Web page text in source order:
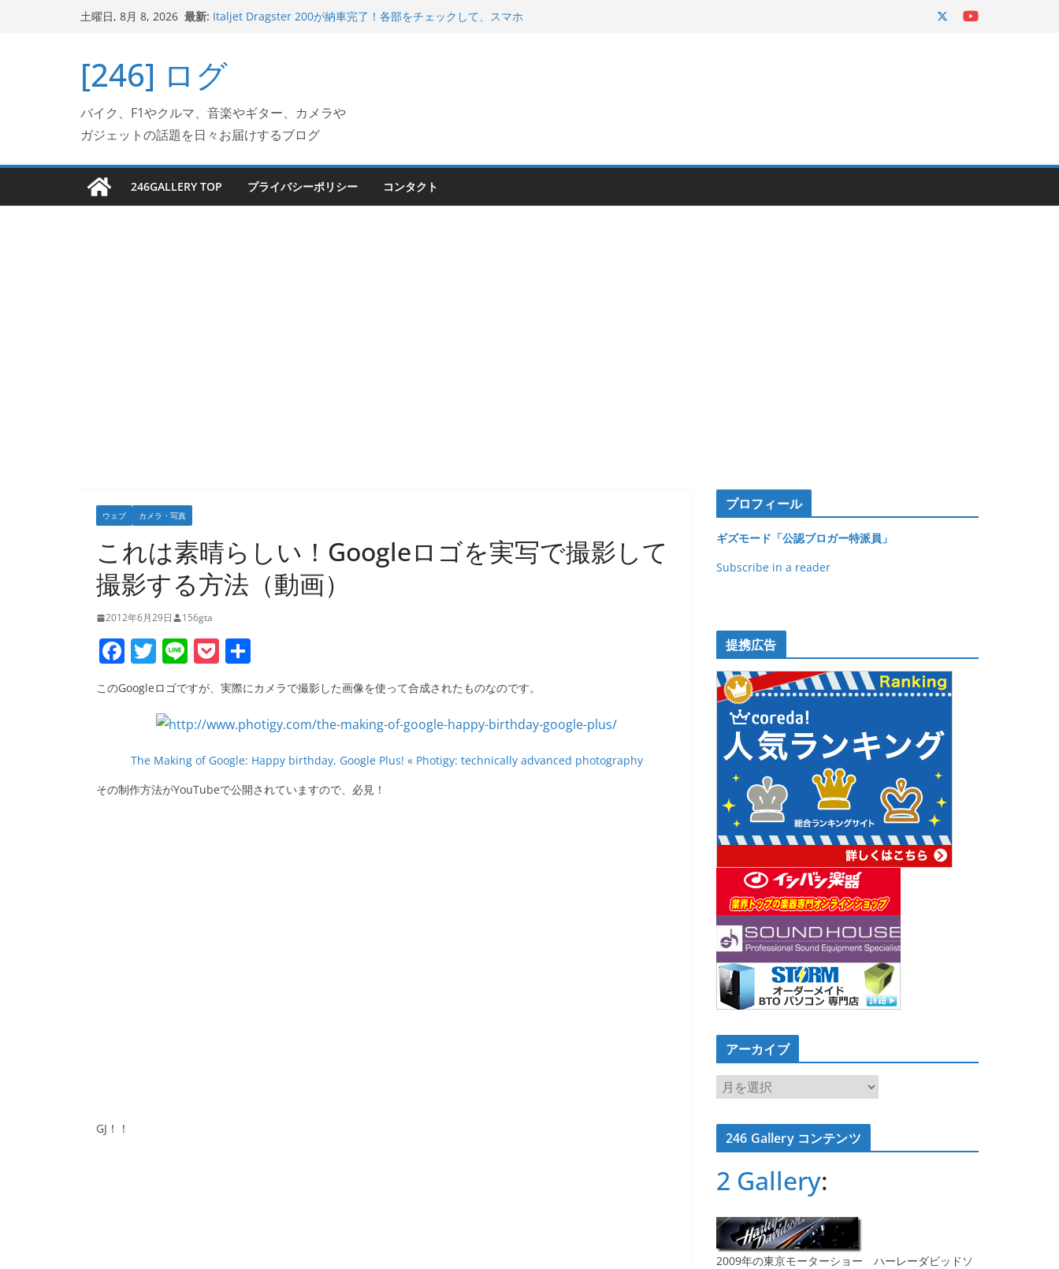
キ
プ
土曜日, 8月 8, 2026 最新: Italjet Dragster 200が納車完了！各部をチェックして、スマホ
Ken Block 逝去
岩手県奥州市へのふるさと納税で KGR HARMONY 南部鉄器エ
Italjet Dragster 200のフロントISSサスの動きが判ったらコーナ
リングが楽しくなった
[246] ログ
バイク、F1やクルマ、音楽やギター、カメラや
ガジェットの話題を日々お届けするブログ
246GALLERY TOP プライバシーポリシー コンタクト
ウェブ カメラ・写真
これは素晴らしい！Googleロゴを実写で撮影して
撮影する方法（動画）
2012年6月29日 156gta
F
a
c
b
o
o
T
w
itt
er
Li
n
e
P
o
ck
et
有
このGoogleロゴですが、実際にカメラで撮影した画像を使って合成されたものなのです。
The Making of Google: Happy birthday, Google Plus! « Photigy: technically advanced photography
その制作方法がYouTubeで公開されていますので、必見！
GJ！！
プロフィール
ギズモード「公認ブロガー特派員」
Subscribe in a reader
提携広告
アーカイブ
ア
ー
カ
イ246 Gallery コンテンツ
2 Gallery:
2009年の東京モーターショー ハーレーダビッドソ